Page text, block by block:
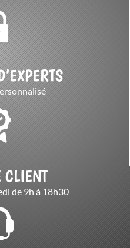
CLIENT
de 9h à 18h30